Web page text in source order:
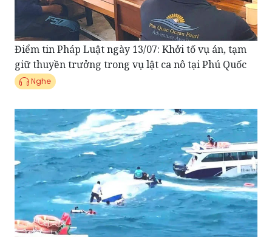
Điểm tin Pháp Luật ngày 13/07: Khởi tố vụ án, tạm
giữ thuyền trưởng trong vụ lật ca nô tại Phú Quốc
Nghe